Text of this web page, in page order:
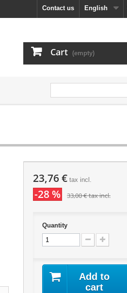
English
Contact us
Cart (empty)
23,76 €tax incl.
-28 % 33,00 €tax incl.
Quantity
Add to
cart